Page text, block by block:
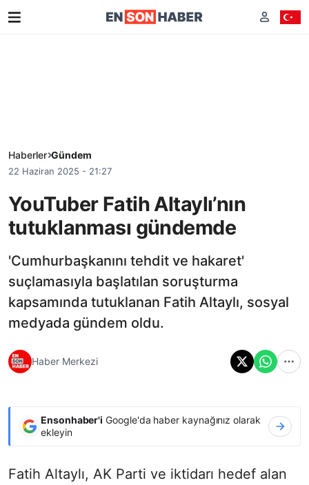
Haberler Gündem
22 Haziran 2025 - 21:27
YouTuber Fatih Altaylı’nın
tutuklanması gündemde
'Cumhurbaşkanını tehdit ve hakaret'
suçlamasıyla başlatılan soruşturma
kapsamında tutuklanan Fatih Altaylı, sosyal
medyada gündem oldu.
Haber Merkezi
Ensonhaber'i Google'da haber kaynağınız olarak
ekleyin
Fatih Altaylı, AK Parti ve iktidarı hedef alan